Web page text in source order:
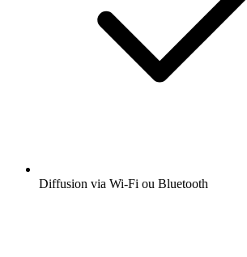
Diffusion via Wi-Fi ou Bluetooth